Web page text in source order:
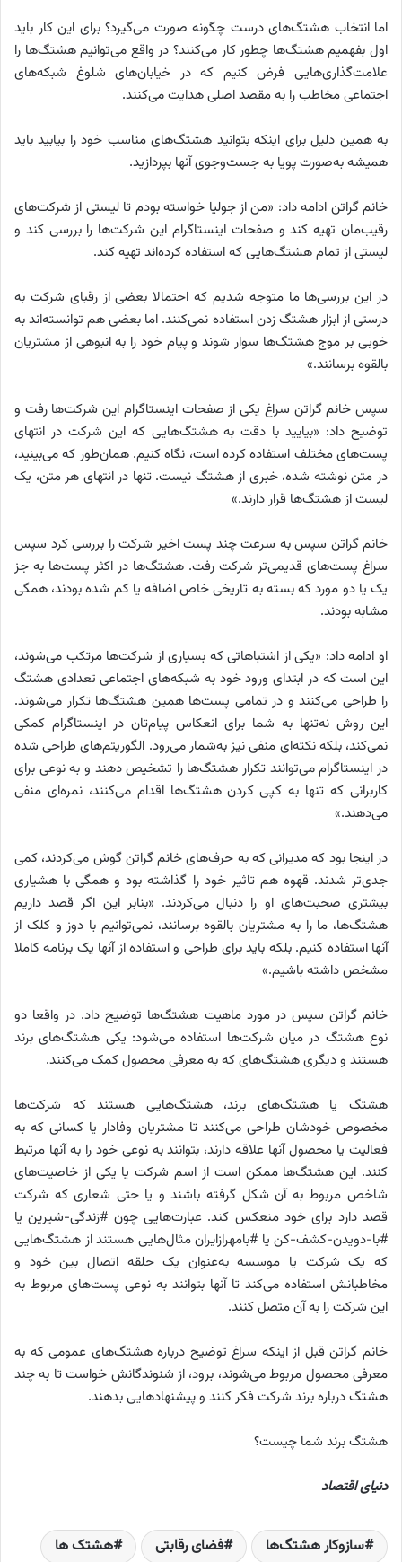
اما انتخاب هشتگ‌های درست چگونه صورت می‌گیرد؟ برای این کار باید
اول بفهمیم هشتگ‌ها چطور کار می‌کنند؟ در واقع می‌توانیم هشتگ‌ها را
علامت‌گذاری‌هایی فرض کنیم که در خیابان‌های شلوغ شبکه‌های
اجتماعی مخاطب را به مقصد اصلی هدایت می‌کنند.
به همین دلیل برای اینکه بتوانید هشتگ‌های مناسب خود را بیابید باید
همیشه به‌صورت پویا به جست‌وجوی آنها بپردازید.
خانم گراتن ادامه داد: «من از جولیا خواسته بودم تا لیستی از شرکت‌های
رقیب‌مان تهیه کند و صفحات اینستاگرام این شرکت‌ها را بررسی کند و
لیستی از تمام هشتگ‌هایی که استفاده کرده‌اند تهیه کند.
در این بررسی‌ها ما متوجه شدیم که احتمالا بعضی از رقبای شرکت به
درستی از ابزار هشتگ زدن استفاده نمی‌کنند. اما بعضی هم توانسته‌اند به
خوبی بر موج هشتگ‌ها سوار شوند و پیام خود را به انبوهی از مشتریان
بالقوه برسانند.»
سپس خانم گراتن سراغ یکی از صفحات اینستاگرام این شرکت‌ها رفت و
توضیح داد: «بیایید با دقت به هشتگ‌هایی که این شرکت در انتهای
پست‌های مختلف استفاده کرده است، نگاه کنیم. همان‌طور که می‌بینید،
در متن نوشته شده، خبری از هشتگ نیست. تنها در انتهای هر متن، یک
لیست از هشتگ‌ها قرار دارند.»
خانم گراتن سپس به سرعت چند پست اخیر شرکت را بررسی کرد سپس
سراغ پست‌های قدیمی‌تر شرکت رفت. هشتگ‌ها در اکثر پست‌ها به جز
یک یا دو مورد که بسته به تاریخی خاص اضافه یا کم شده بودند، همگی
مشابه بودند.
او ادامه داد: «یکی از اشتباهاتی که بسیاری از شرکت‌ها مرتکب می‌شوند،
این است که در ابتدای ورود خود به شبکه‌های اجتماعی تعدادی هشتگ
را طراحی می‌کنند و در تمامی پست‌ها همین هشتگ‌ها تکرار می‌شوند.
این روش نه‌تنها به شما برای انعکاس پیام‌تان در اینستاگرام کمکی
نمی‌کند، بلکه نکته‌ای منفی نیز به‌شمار می‌رود. الگوریتم‌های طراحی شده
در اینستاگرام می‌توانند تکرار هشتگ‌ها را تشخیص دهند و به نوعی برای
کاربرانی که تنها به کپی کردن هشتگ‌ها اقدام می‌کنند، نمره‌ای منفی
می‌دهند.»
در اینجا بود که مدیرانی که به حرف‌های خانم گراتن گوش می‌کردند، کمی
جدی‌تر شدند. قهوه هم تاثیر خود را گذاشته بود و همگی با هشیاری
بیشتری صحبت‌های او را دنبال می‌کردند. «بنابر این اگر قصد داریم
هشتگ‌ها، ما را به مشتریان بالقوه برسانند، نمی‌توانیم با دوز و کلک از
آنها استفاده کنیم. بلکه باید برای طراحی و استفاده از آنها یک برنامه کاملا
مشخص داشته باشیم.»
خانم گراتن سپس در مورد ماهیت هشتگ‌ها توضیح داد. در واقعا دو
نوع هشتگ در میان شرکت‌ها استفاده می‌شود: یکی هشتگ‌های برند
هستند و دیگری هشتگ‌های که به معرفی محصول کمک می‌کنند.
هشتگ یا هشتگ‌های برند، هشتگ‌هایی هستند که شرکت‌ها
مخصوص خودشان طراحی می‌کنند تا مشتریان وفادار یا کسانی که به
فعالیت یا محصول آنها علاقه دارند، بتوانند به نوعی خود را به آنها مرتبط
کنند. این هشتگ‌ها ممکن است از اسم شرکت یا یکی از خاصیت‌های
شاخص مربوط به آن شکل گرفته باشند و یا حتی شعاری که شرکت
قصد دارد برای خود منعکس کند. عبارت‌هایی چون #زندگی-شیرین یا
#با-دویدن-کشف-کن یا #بامهرازایران مثال‌هایی هستند از هشتگ‌هایی
که یک شرکت یا موسسه به‌عنوان یک حلقه اتصال بین خود و
مخاطبانش استفاده می‌کند تا آنها بتوانند به نوعی پست‌های مربوط به
این شرکت را به آن متصل کنند.
خانم گراتن قبل از اینکه سراغ توضیح درباره هشتگ‌های عمومی که به
معرفی محصول مربوط می‌شوند، برود، از شنوندگانش خواست تا به چند
هشتگ درباره برند شرکت فکر کنند و پیشنهادهایی بدهند.
هشتگ برند شما چیست؟
دنیای اقتصاد
سازوکار هشتگ‌ها فضای رقابتی هشتک ها